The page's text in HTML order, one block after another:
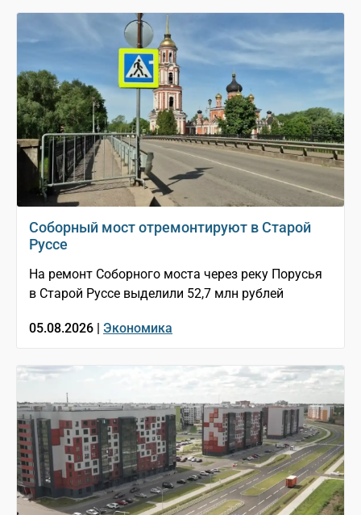
Соборный мост отремонтируют в Старой
Руссе
На ремонт Соборного моста через реку Порусья
в Старой Руссе выделили 52,7 млн рублей
05.08.2026 | Экономика